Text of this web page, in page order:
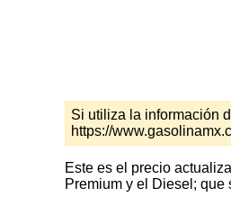
Si utiliza la información
https://
Este es el precio
Premium y el Diesel;